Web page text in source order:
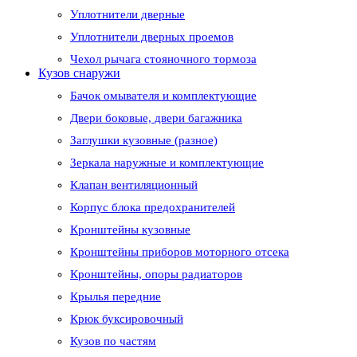
Уплотнители дверные
Уплотнители дверных проемов
Чехол рычага стояночного тормоза
Кузов снаружи
Бачок омывателя и комплектующие
Двери боковые, двери багажника
Заглушки кузовные (разное)
Зеркала наружные и комплектующие
Клапан вентиляционный
Корпус блока предохранителей
Кронштейны кузовные
Кронштейны приборов моторного отсека
Кронштейны, опоры радиаторов
Крылья передние
Крюк буксировочный
Кузов по частям